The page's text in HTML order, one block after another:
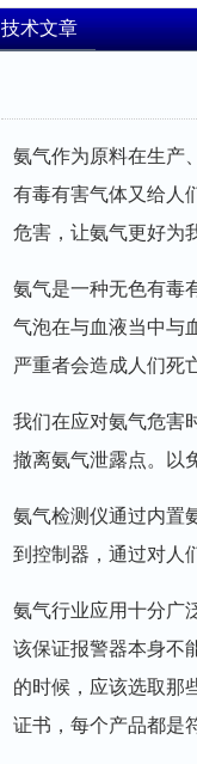
技术文章
氨气作为原料在生产
有毒有害气体又给人
危害，让氨气更好为
氨气是一种无色有毒
气泡在与血液当中与
严重者会造成人们死
我们在应对氨气危害
撤离氨气泄露点。以
氨气检测仪通过内置
到控制器，通过对人
氨气行业应用十分广
该保证报警器本身不
的时候，应该选取那
证书，每个产品都是